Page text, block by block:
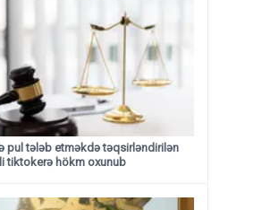
pul tələb etməkdə təqsirləndirilən
tiktokerə hökm oxunub